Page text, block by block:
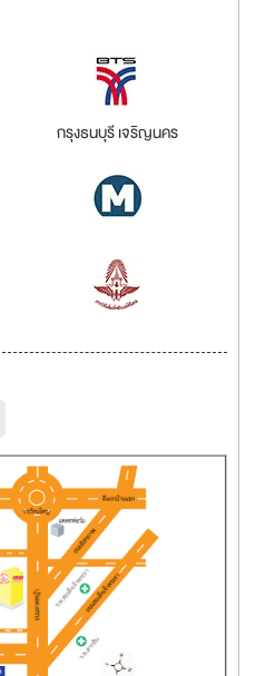
กรุงธนบุรี เจริญนคร